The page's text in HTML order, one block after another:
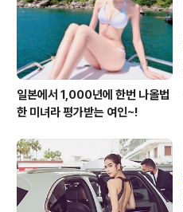
일본에서 1,000년에 한번 나올법
한 미녀라 평가받는 여인~!